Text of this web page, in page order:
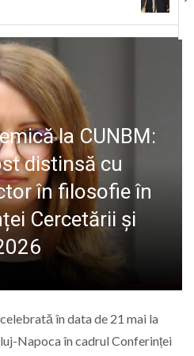
la CUNBM:
distinsă cu
în filosofie în
Cercetării și
în data de 21 mai la
Napoca în cadrul Conferinței